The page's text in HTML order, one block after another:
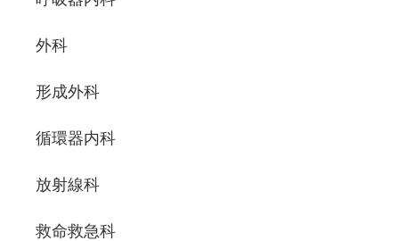
外科
形成外科
循環器内科
放射線科
救命救急科